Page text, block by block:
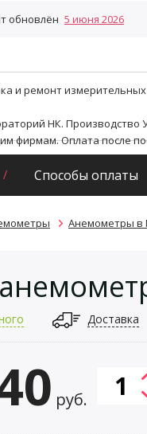
обновлён 5 июня 2026
и ремонт измерительных
НК. Производство
фирмам. Оплата после
Способы оплаты
Анемометры в
Доставка
руб.